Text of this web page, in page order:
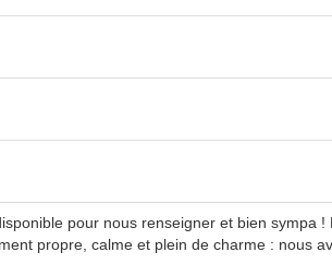
pour nous renseigner et bien sympa !
propre, calme et plein de charme : nous